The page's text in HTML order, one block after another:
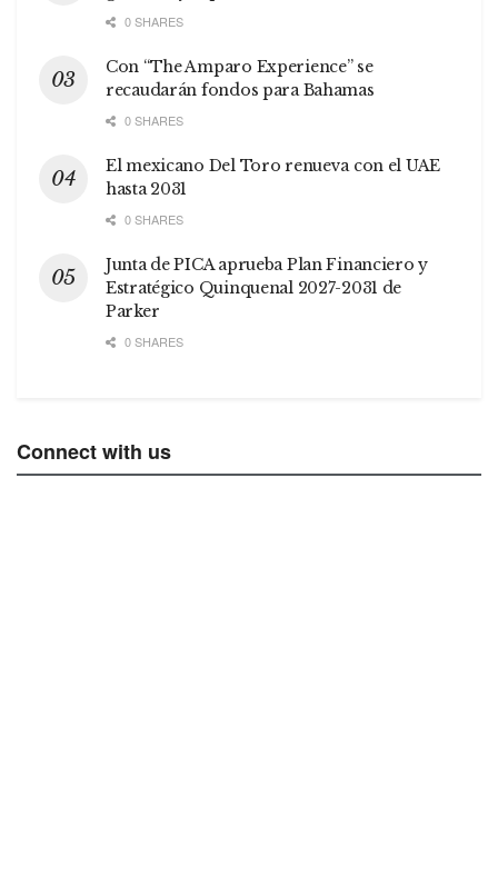
0 SHARES
Con “The Amparo Experience” se
recaudarán fondos para Bahamas
0 SHARES
El mexicano Del Toro renueva con el UAE
hasta 2031
0 SHARES
Junta de PICA aprueba Plan Financiero y
Estratégico Quinquenal 2027-2031 de
Parker
0 SHARES
Connect with us